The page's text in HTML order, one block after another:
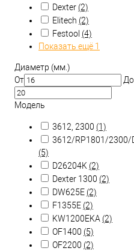
Dexter (2)
Elitech (2)
Festool (4)
Показать ещё 1
Диаметр (мм.)
От
До
Модель
3612, 2300 (1)
3612/RP1801/2300/
(5)
D26204K (2)
Dexter 1300 (2)
DW625Е (2)
F1355E (2)
KW1200EKA (2)
OF1400 (5)
OF2200 (2)